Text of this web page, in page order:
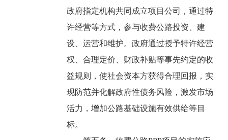
政府指定机构共同成立项目公司，通过特
许经营等方式，参与收费公路投资、建
设、运营和维护。政府通过授予特许经营
权、合理定价、财政补贴等事先约定的收
益规则，使社会资本方获得合理回报，实
现防范并化解政府性债务风险，激发市场
活力，增加公路基础设施有效供给等目
标。